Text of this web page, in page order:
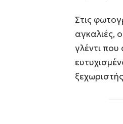
Στις
αγκαλιές,
γλέντι